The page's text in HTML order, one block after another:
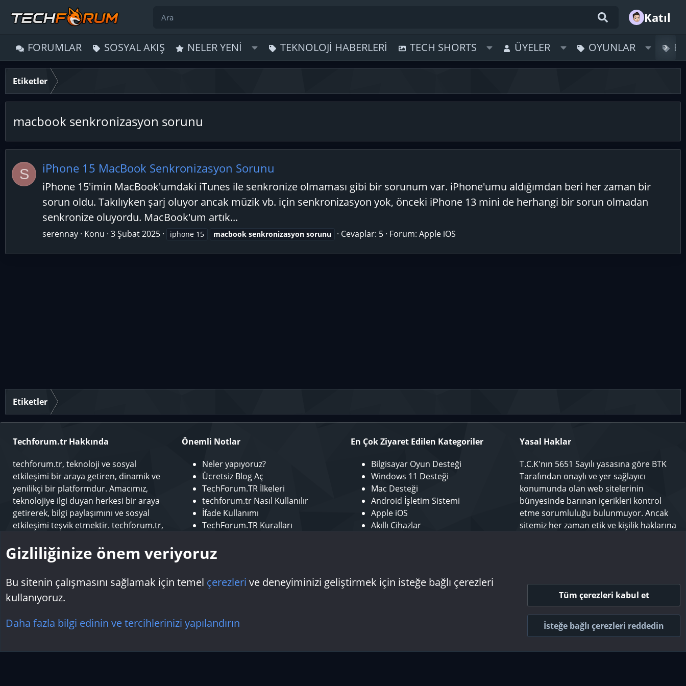
Katıl
FORUMLAR SOSYAL AKIŞ NELER YENI TEKNOLOJI HABERLERI TECH SHORTS ÜYELER OYUNLAR
Etiketler
macbook senkronizasyon sorunu
S iPhone 15 MacBook Senkronizasyon Sorunu
iPhone 15'imin MacBook'umdaki iTunes ile senkronize olmaması gibi bir sorunum var. iPhone'umu aldığımdan beri her zaman bir
sorun oldu. Takılıyken şarj oluyor ancak müzik vb. için senkronizasyon yok, önceki iPhone 13 mini de herhangi bir sorun olmadan
senkronize oluyordu. MacBook'um artık...
serennay Konu 3 Şubat 2025 iphone 15 macbook senkronizasyon sorunu Cevaplar: 5 Forum: Apple iOS
Etiketler
Techforum.tr Hakkında
techforum.tr, teknoloji ve sosyal
etkileşimi bir araya getiren, dinamik ve
yenilikçi bir platformdur. Amacımız,
teknolojiye ilgi duyan herkesi bir araya
getirerek, bilgi paylaşımını ve sosyal
etkileşimi teşvik etmektir. techforum.tr,
sunarak, teknoloji dünyasındaki en son
gelişmeleri takip etme ve öğrenme fırsatı
Önemli Notlar
Neler yapıyoruz?
Ücretsiz Blog Aç
TechForum.TR İlkeleri
techforum.tr Nasıl Kullanılır
İfade Kullanımı
TechForum.TR Kuralları
Moderatör Başvurusu - Bize Katıl
Makale Yazarı Başvurusu
En Çok Ziyaret Edilen Kategoriler
Bilgisayar Oyun Desteği
Windows 11 Desteği
Mac Desteği
Android İşletim Sistemi
Apple iOS
Akıllı Cihazlar
Yasal Haklar
T.C.K'nın 5651 Sayılı yasasına göre BTK
Tarafından onaylı ve yer sağlayıcı
konumunda olan web sitelerinin
bünyesinde barınan içerikleri kontrol
etme sorumluluğu bulunmuyor. Ancak
sitemiz her zaman etik ve kişilik haklarına
Topluluk platform by TechForumTR
Gizliliğinize önem veriyoruz
Bu sitenin çalışmasını sağlamak için temel çerezleri ve deneyiminizi geliştirmek için isteğe bağlı çerezleri
kullanıyoruz.
Daha fazla bilgi edinin ve tercihlerinizi yapılandırın
Tüm çerezleri kabul et
İsteğe bağlı çerezleri reddedin